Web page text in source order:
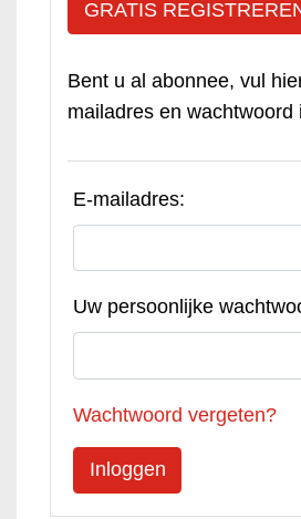
GRATIS
Bent u al abonnee, vul
mailadres en wachtwoord
E-mailadres:
Uw persoonlijke
Wachtwoord vergeten?